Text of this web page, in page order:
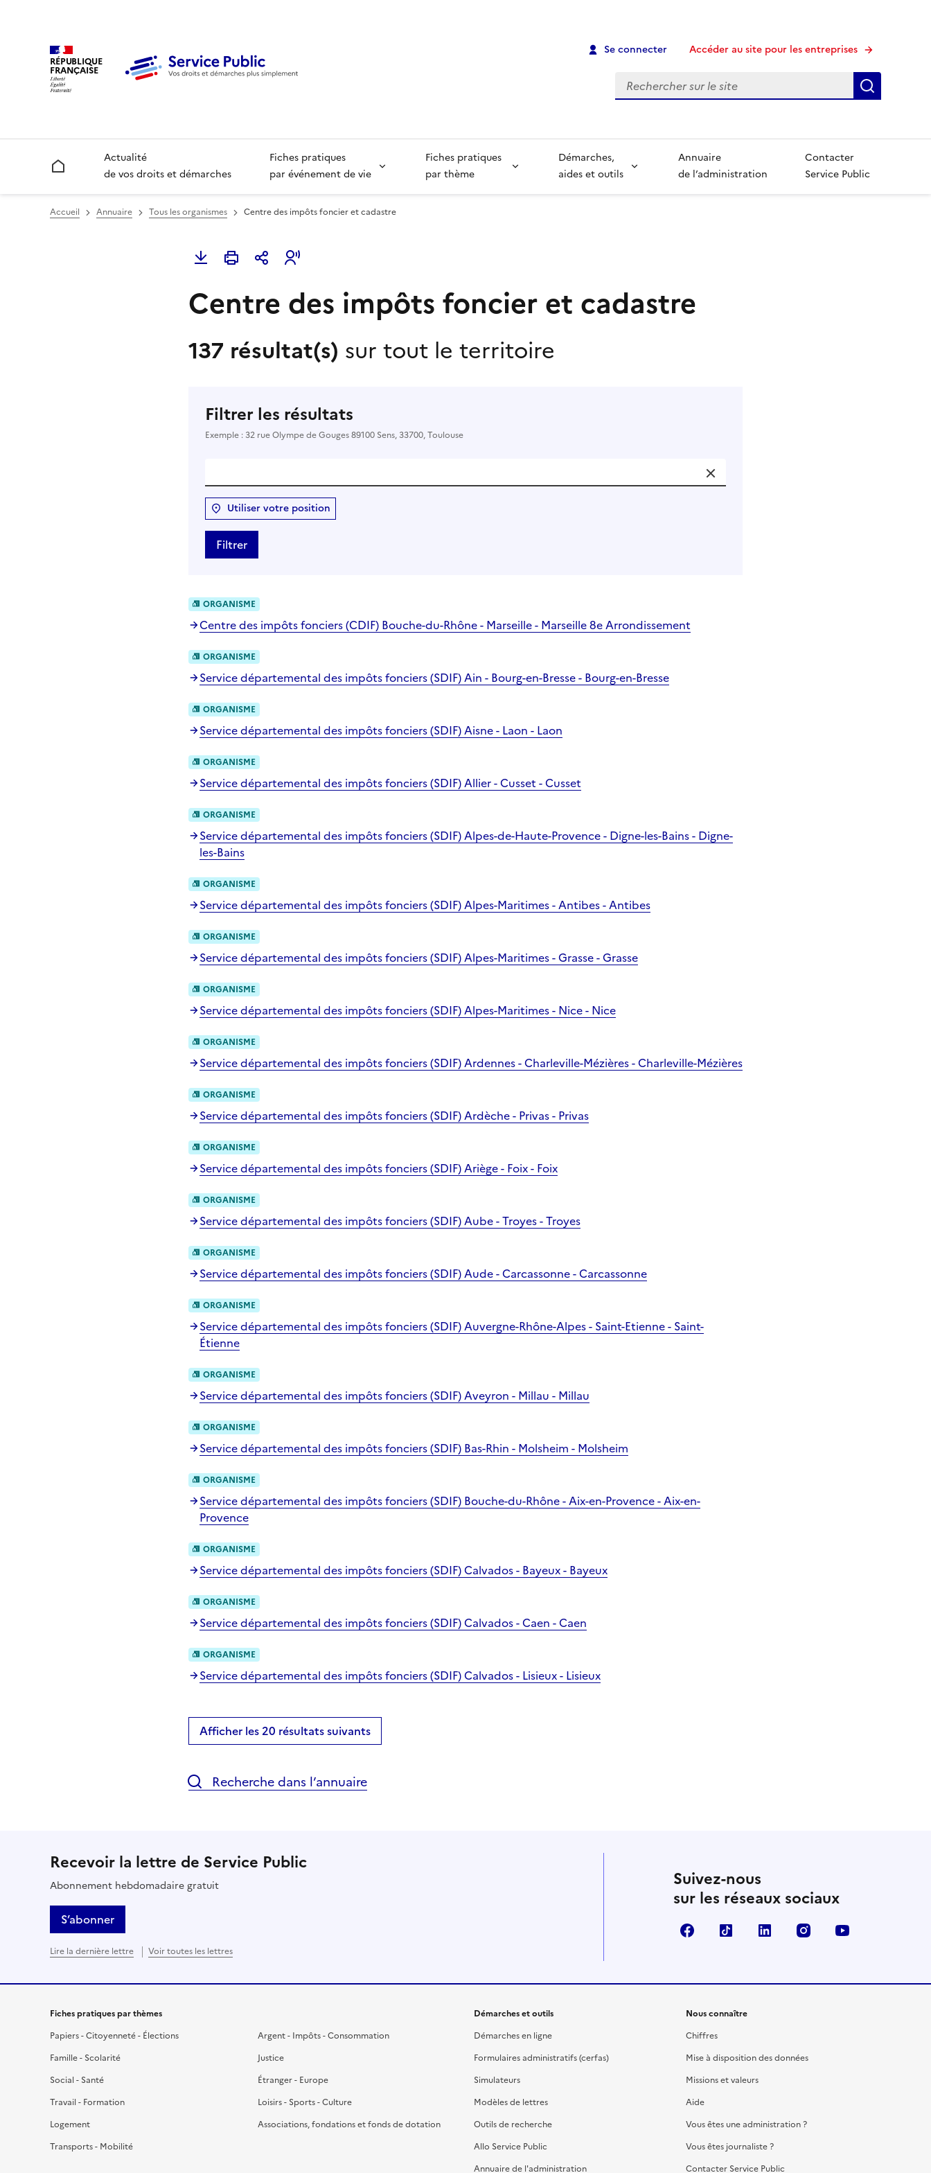
RÉPUBLIQUE
FRANÇAISE
Se connecter Accéder au site pour les entreprises
Recherche
Accueil
Actualité
de vos droits et démarches
Fiches pratiques
par événement de vie
Fiches pratiques
par thème
Démarches,
aides et outils
Annuaire
de l’administration
Contacter
Service Public
Accueil Annuaire Tous les organismes Centre des impôts foncier et cadastre
Centre des impôts foncier et cadastre
137 résultat(s) sur tout le territoire
Filtrer les résultats
Exemple : 32 rue Olympe de Gouges 89100 Sens, 33700, Toulouse
Utiliser votre position
Filtrer
ORGANISME
Centre des impôts fonciers (CDIF) Bouche-du-Rhône - Marseille - Marseille 8e Arrondissement
ORGANISME
Service départemental des impôts fonciers (SDIF) Ain - Bourg-en-Bresse - Bourg-en-Bresse
ORGANISME
Service départemental des impôts fonciers (SDIF) Aisne - Laon - Laon
ORGANISME
Service départemental des impôts fonciers (SDIF) Allier - Cusset - Cusset
ORGANISME
Service départemental des impôts fonciers (SDIF) Alpes-de-Haute-Provence - Digne-les-Bains - Digne-
les-Bains
ORGANISME
Service départemental des impôts fonciers (SDIF) Alpes-Maritimes - Antibes - Antibes
ORGANISME
Service départemental des impôts fonciers (SDIF) Alpes-Maritimes - Grasse - Grasse
ORGANISME
Service départemental des impôts fonciers (SDIF) Alpes-Maritimes - Nice - Nice
ORGANISME
Service départemental des impôts fonciers (SDIF) Ardennes - Charleville-Mézières - Charleville-Mézières
ORGANISME
Service départemental des impôts fonciers (SDIF) Ardèche - Privas - Privas
ORGANISME
Service départemental des impôts fonciers (SDIF) Ariège - Foix - Foix
ORGANISME
Service départemental des impôts fonciers (SDIF) Aube - Troyes - Troyes
ORGANISME
Service départemental des impôts fonciers (SDIF) Aude - Carcassonne - Carcassonne
ORGANISME
Service départemental des impôts fonciers (SDIF) Auvergne-Rhône-Alpes - Saint-Etienne - Saint-
Étienne
ORGANISME
Service départemental des impôts fonciers (SDIF) Aveyron - Millau - Millau
ORGANISME
Service départemental des impôts fonciers (SDIF) Bas-Rhin - Molsheim - Molsheim
ORGANISME
Service départemental des impôts fonciers (SDIF) Bouche-du-Rhône - Aix-en-Provence - Aix-en-
Provence
ORGANISME
Service départemental des impôts fonciers (SDIF) Calvados - Bayeux - Bayeux
ORGANISME
Service départemental des impôts fonciers (SDIF) Calvados - Caen - Caen
ORGANISME
Service départemental des impôts fonciers (SDIF) Calvados - Lisieux - Lisieux
Afficher les 20 résultats suivants
Recherche dans l’annuaire
Recevoir la lettre de Service Public
Abonnement hebdomadaire gratuit
S’abonner
Lire la dernière lettre Voir toutes les lettres
Suivez-nous
sur les réseaux sociaux
FacebookTikTok LinkedIn Instagram
Fiches pratiques par thèmes
Papiers - Citoyenneté - Élections
Famille - Scolarité
Social - Santé
Travail - Formation
Logement
Transports - Mobilité
Argent - Impôts - Consommation
Justice
Étranger - Europe
Loisirs - Sports - Culture
Associations, fondations et fonds de dotation
Démarches et outils
Démarches en ligne
Formulaires administratifs (cerfas)
Simulateurs
Modèles de lettres
Outils de recherche
Allo Service Public
Annuaire de l'administration
Nous connaître
Chiffres
Mise à disposition des données
Missions et valeurs
Aide
Vous êtes une administration ?
Vous êtes journaliste ?
Contacter Service Public